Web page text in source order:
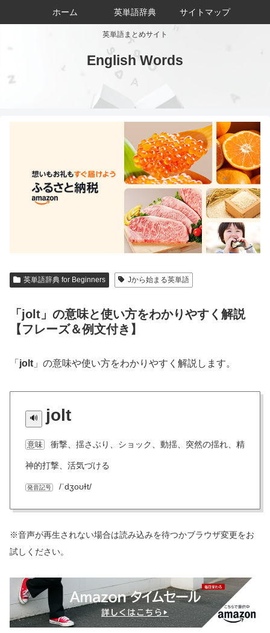
英単語まとめサイト
English Words
ホーム 英単語辞典 サイトマップ
英単語辞典 for Beginners Jから始まる英単語
「jolt」の意味と使い方をわかりやすく解説
【フレーズ＆例文付き】
「 jolt 」の意味や使い方をわかりやすく解説します。
jolt
意味 衝撃、揺さぶり、ショック、動揺、突然の揺れ、精
神的打撃、活気づける
発音記号 /ˈdʒoʊɫt/
※音声が再生されない場合は読み込みを待つかブラウザ変更をお
試しください。